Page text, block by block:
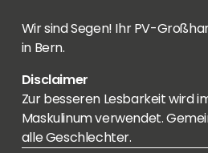
Wir sind Segen! Ihr PV-
in Bern.
Disclaimer
Zur besseren Lesbarkeit wird
Maskulinum verwendet.
alle Geschlechter.